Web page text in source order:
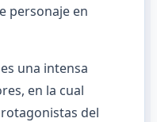
personaje en
una intensa
en la cual
del